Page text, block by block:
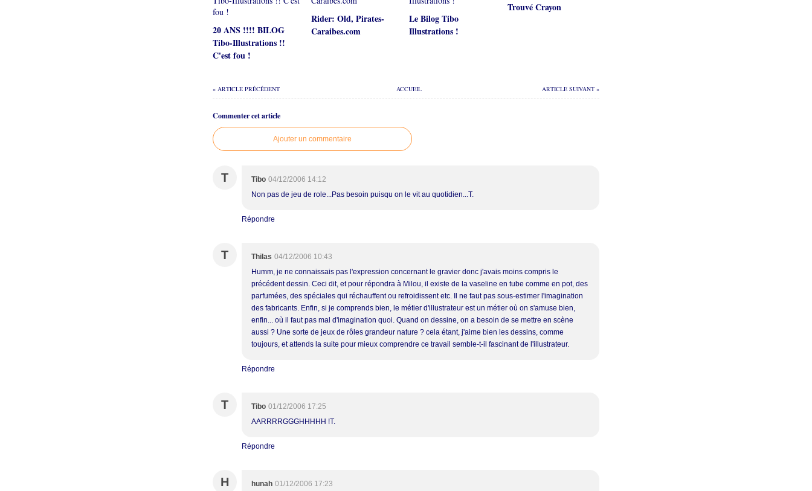
20 ANS !!!! BILOG
Tibo-Illustrations !!
C'est fou !
Rider: Old, Pirates-
Caraibes.com
Le Bilog Tibo
Illustrations !
Trouvé Crayon
ACCUEIL
« ARTICLE PRÉCÉDENT ARTICLE SUIVANT »
Commenter cet article
Ajouter un commentaire
T Tibo 04/12/2006 14:12
Non pas de jeu de role...Pas besoin puisqu on le vit au quotidien...T.
Répondre
T Thilas 04/12/2006 10:43
Humm, je ne connaissais pas l'expression concernant le gravier donc j'avais moins compris le
précédent dessin. Ceci dit, et pour répondra à Milou, il existe de la vaseline en tube comme en pot, des
parfumées, des spéciales qui réchauffent ou refroidissent etc. Il ne faut pas sous-estimer l'imagination
des fabricants. Enfin, si je comprends bien, le métier d'illustrateur est un métier où on s'amuse bien,
enfin... où il faut pas mal d'imagination quoi. Quand on dessine, on a besoin de se mettre en scène
aussi ? Une sorte de jeux de rôles grandeur nature ? cela étant, j'aime bien les dessins, comme
toujours, et attends la suite pour mieux comprendre ce travail semble-t-il fascinant de l'illustrateur.
Répondre
T Tibo 01/12/2006 17:25
AARRRRGGGHHHHH !T.
Répondre
H hunah 01/12/2006 17:23